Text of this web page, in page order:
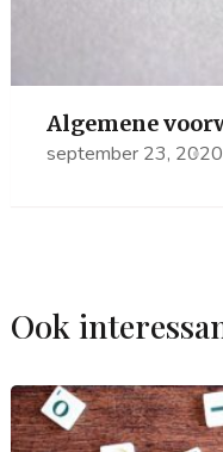
Algemene
september 23, 2020
Ook